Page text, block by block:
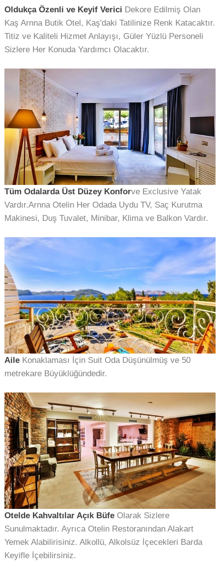
Oldukça Özenli ve Keyif Verici Dekore Edilmiş Olan
Kaş Arnna Butik Otel, Kaş'daki Tatilinize Renk Katacaktır.
Titiz ve Kaliteli Hizmet Anlayışı, Güler Yüzlü Personeli
Sizlere Her Konuda Yardımcı Olacaktır.
Tüm Odalarda Üst Düzey Konforve Exclusive Yatak
Vardır.Arnna Otelin Her Odada Uydu TV, Saç Kurutma
Makinesi, Duş Tuvalet, Minibar, Klima ve Balkon Vardır.
Aile Konaklaması İçin Suit Oda Düşünülmüş ve 50
metrekare Büyüklüğündedir.
Otelde Kahvaltılar Açık Büfe Olarak Sizlere
Sunulmaktadır. Ayrıca Otelin Restoranından Alakart
Yemek Alabilirisiniz. Alkollü, Alkolsüz İçecekleri Barda
Keyifle İçebilirsiniz.